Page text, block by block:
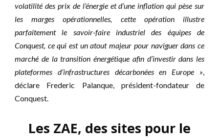
volatilité des prix de l’énergie et d’une inflation qui pèse sur
les marges opérationnelles, cette opération illustre
parfaitement le savoir-faire industriel des équipes de
Conquest, ce qui est un atout majeur pour naviguer dans ce
marché de la transition énergétique afin d’investir dans les
plateformes d’infrastructures décarbonées en Europe »,
déclare Frederic Palanque, président-fondateur de
Conquest.
Les ZAE, des sites pour le